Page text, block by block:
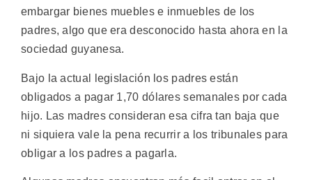
embargar bienes muebles e inmuebles de los
padres, algo que era desconocido hasta ahora en la
sociedad guyanesa.
Bajo la actual legislación los padres están
obligados a pagar 1,70 dólares semanales por cada
hijo. Las madres consideran esa cifra tan baja que
ni siquiera vale la pena recurrir a los tribunales para
obligar a los padres a pagarla.